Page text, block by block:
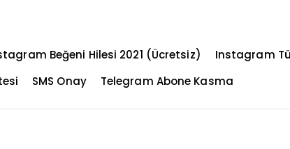
Beğeni Hilesi 2021 (Ücretsiz) Instagram
SMS Onay Telegram Abone Kasma